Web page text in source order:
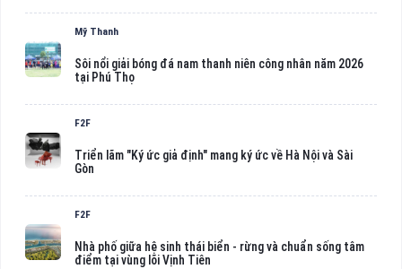
Mỹ Thanh
Sôi nổi giải bóng đá nam thanh niên công nhân năm 2026
tại Phú Thọ
F2F
Triển lãm "Ký ức giả định" mang ký ức về Hà Nội và Sài
Gòn
F2F
Nhà phố giữa hệ sinh thái biển - rừng và chuẩn sống tâm
điểm tại vùng lõi Vịnh Tiên